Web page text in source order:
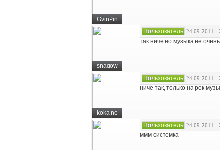
GvinPin
shadow
Пользователь 24-09-2011 -
так ниче но музыка не
kokaine
Пользователь 24-09-2011 -
ничё так, только на рок
Пользователь 24-09-2011 -
ммм системка